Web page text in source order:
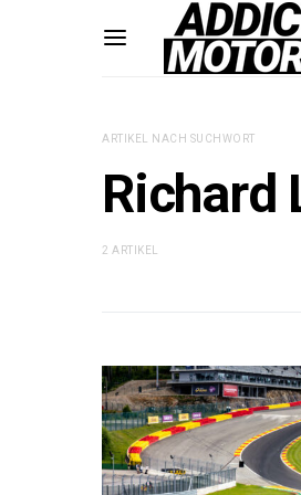
ARTIKEL NACH SUCHWORT
Richard
2 ARTIKEL